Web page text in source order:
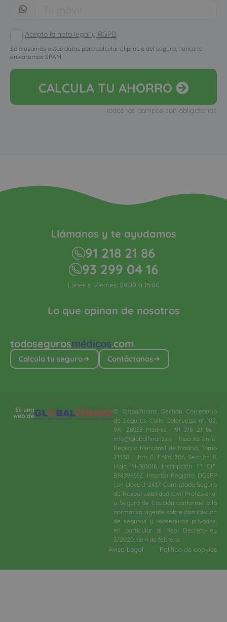
Acepto la nota legal y RGPD
Solo usamos estos datos para calcular el precio del seguro, nunca te
enviaremos SPAM
CALCULA TU AHORRO
Todos los campos son obligatorios
todosegurosmédicos.com
Calcula tu seguro Contáctanos
Lo que opinan de nosotros
Llámanos y te ayudamos
91 218 21 86
93 299 04 16
Lunes a Viernes: 09:00 a 15:00
Es una
web de
© Globalfinanz Gestión Correduría
de Seguros. Calle Caleruega, nº 102,
9A, 28033 Madrid · 91 218 21 86 ·
info@globalfinanz.es · Inscrita en el
Registro Mercantil de Madrid, Tomo
21530, Libro 0, Folio 206, Sección 8,
Hoja M-383016. Inscripción 1.ª. CIF.
B84396662. Inscrita Registro DGSFP
con clave J-2437. Contratado Seguro
de Responsabilidad Civil Profesional
y Seguro de Caución conforme a la
normativa vigente sobre distribución
de seguros y reaseguros privados,
en particular al Real Decreto-ley
3/2020, de 4 de febrero.​
Aviso Legal Política de cookies